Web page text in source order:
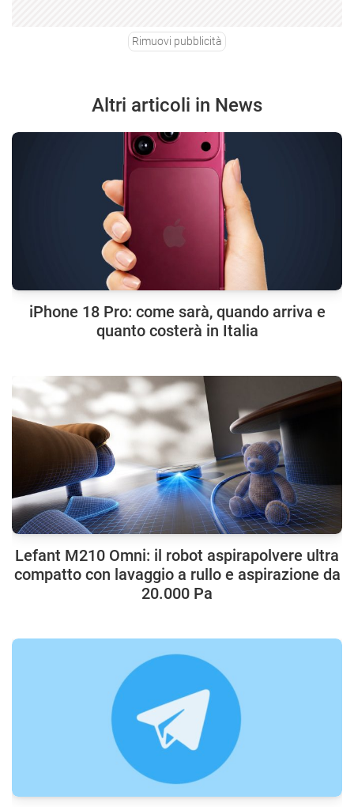
Rimuovi pubblicità
Altri articoli in News
iPhone 18 Pro: come sarà, quando arriva e
quanto costerà in Italia
Lefant M210 Omni: il robot aspirapolvere ultra
compatto con lavaggio a rullo e aspirazione da
20.000 Pa